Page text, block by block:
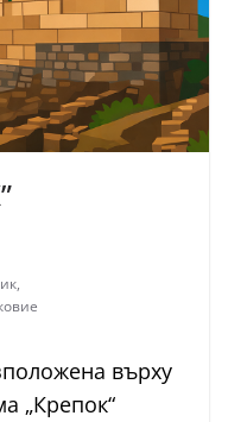
,
върху
„Крепок“